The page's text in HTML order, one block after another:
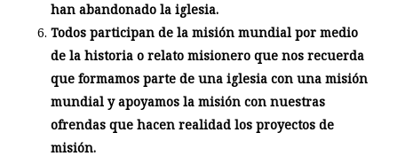
han abandonado la iglesia.
Todos participan de la misión mundial por medio
de la historia o relato misionero que nos recuerda
que formamos parte de una iglesia con una misión
mundial y apoyamos la misión con nuestras
ofrendas que hacen realidad los proyectos de
misión.